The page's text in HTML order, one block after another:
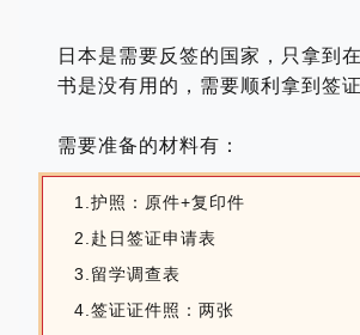
日 本是需要反签的国家，只拿到
书是没有用的，需要顺利拿到签
需要准备的材料有：
1.护照：原件+复印件
2.赴日签证申请表
3.留学调查表
4.签证证件照：两张